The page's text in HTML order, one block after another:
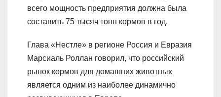
всего мощность предприятия должна была
составить 75 тысяч тонн кормов в год.
Глава «Нестле» в регионе Россия и Евразия
Марсиаль Роллан говорил, что российский
рынок кормов для домашних животных
является одним из наиболее динамично